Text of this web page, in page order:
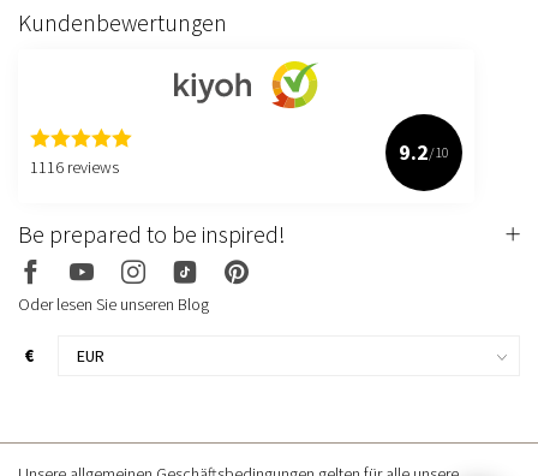
Kundenbewertungen
1116 reviews
9.2/10
Be prepared to be inspired!
Oder lesen Sie unseren Blog
€